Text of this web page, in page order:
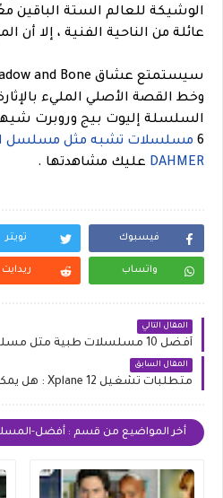
الوشيكة للعالم الستة الباقين
عائلة من الناحية الفنية ، إلا أن
وخط القصة الأصلي المليء
السلسلة إليوت بيج وروبرت
6 مسلسلات تشبه مثل مسلسل
DAHMER عليك مشاهدتها .
فيسبوك تويتر
واتساب ريدايت
المقال التالي
أفضل 10 مسلسلات طبية مثل مسلسل New Amsterdam
المقال السابق
متطلبات تشغيل Xplane 12 : هل يمكنني تشغيل اللعبة ؟
أخر المواضيع من قسم : أفضل-